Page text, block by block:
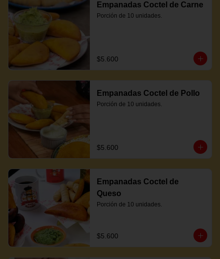
Empanadas Coctel de Carne
Porción de 10 unidades.
$5.600
Empanadas Coctel de Pollo
Porción de 10 unidades.
$5.600
Empanadas Coctel de
Queso
Porción de 10 unidades.
$5.600